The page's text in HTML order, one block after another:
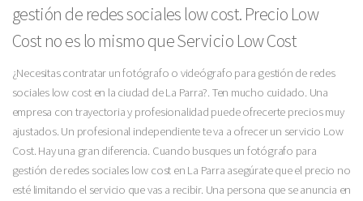
gestión de redes sociales low cost. Precio Low
Cost no es lo mismo que Servicio Low Cost
¿Necesitas contratar un fotógrafo o videógrafo para gestión de redes
sociales low cost en la ciudad de La Parra?. Ten mucho cuidado. Una
empresa con trayectoria y profesionalidad puede ofrecerte precios muy
ajustados. Un profesional independiente te va a ofrecer un servicio Low
Cost. Hay una gran diferencia. Cuando busques un fotógrafo para
gestión de redes sociales low cost en La Parra asegúrate que el precio no
esté limitando el servicio que vas a recibir. Una persona que se anuncia en